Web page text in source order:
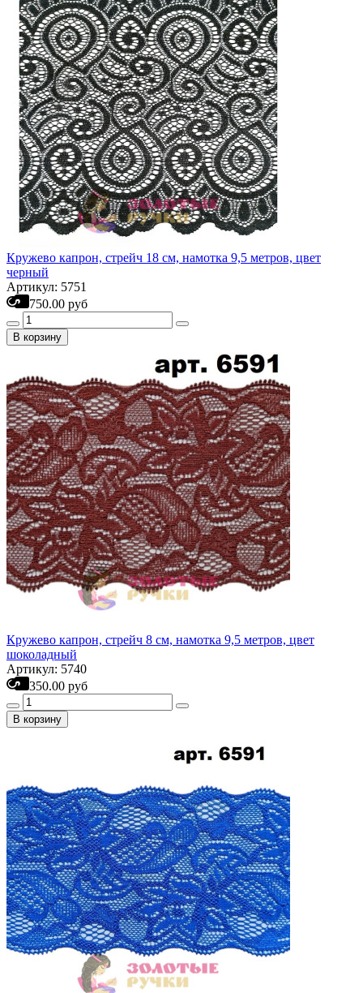
Кружево капрон, стрейч 18 см, намотка 9,5 метров, цвет
черный
Артикул: 5751
750.00 руб
В корзину
Кружево капрон, стрейч 8 см, намотка 9,5 метров, цвет
шоколадный
Артикул: 5740
350.00 руб
В корзину